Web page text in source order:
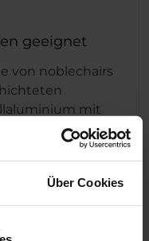
Über Cookies
geeignet
von noblechairs
mit
bestehen aus
weich sowie
und